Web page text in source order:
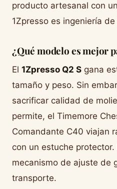
producto artesanal con
1Zpresso es ingeniería
¿Qué modelo es mejor
El 1Zpresso Q2 S gana
tamaño y peso. Sin
sacrificar calidad de
permite, el Timemore
Comandante C40 viajan
con un estuche
mecanismo de ajuste de
transporte.